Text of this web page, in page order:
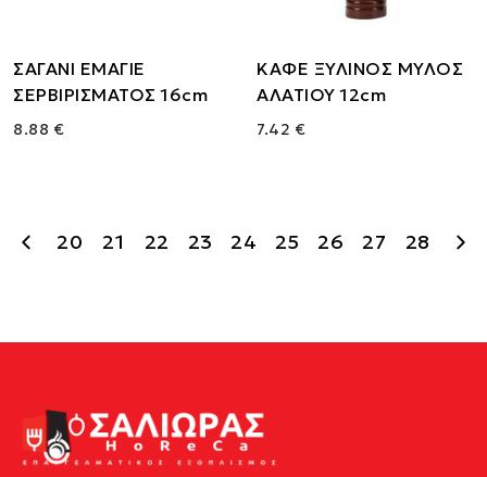
ΣΑΓΑΝΙ ΕΜΑΓΙΕ
ΣΕΡΒΙΡΙΣΜΑΤΟΣ 16cm
8.88 €
ΚΑΦΕ ΞΥΛΙΝΟΣ ΜΥΛΟΣ
ΑΛΑΤΙΟΥ 12cm
7.42 €
20 21 22 23 24 25 26 27 28